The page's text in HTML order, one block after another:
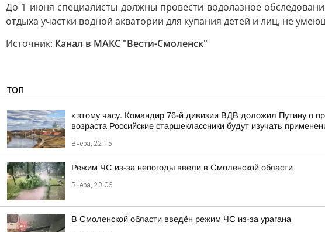
До 1 июня специалисты должны провести водолазное
отдыха участки водной акватории для купания детей и лиц, не
Источник: Канал в МАКС "Вести-Смоленск"
ТОП
к этому часу. Командир 76-й дивизии ВДВ доложил Путину о
возраста Российские старшеклассники будут изучать
Вчера, 22:15
Режим ЧС из-за непогоды ввели в Смоленской области
Вчера, 23:06
В Смоленской области введён режим ЧС из-за урагана